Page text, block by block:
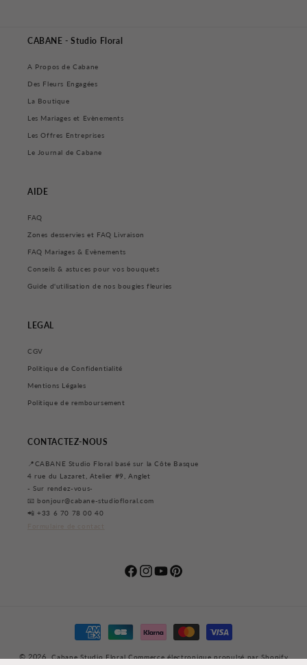
CABANE - Studio Floral
A Propos de Cabane
Des Fleurs Engagées
La Boutique
Les Mariages et Evènements
Les Offres Entreprises
Le Journal de Cabane
AIDE
FAQ
Zones desservies et FAQ Livraison
FAQ Mariages & Evènements
Conseils & astuces pour vos bouquets
Guide d'utilisation de nos bougies fleuries
LEGAL
CGV
Politique de Confidentialité
Mentions Légales
Politique de remboursement
CONTACTEZ-NOUS
📍CABANE Studio Floral basé sur la Côte Basque
4 rue du Lazaret, Atelier #9, Anglet
- Sur rendez-vous-
📧 bonjour@cabane-studiofloral.com
📲 +33 6 70 78 00 40
FacebookInstagram
YouTubePinterest
de
paiement
© 2026,Cabane Studio Floral Commerce électronique propulsé par Shopify